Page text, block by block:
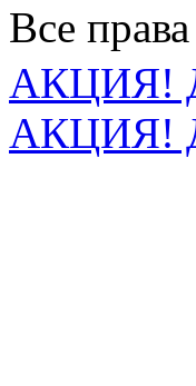
Все
АКЦИЯ!
АКЦИЯ!